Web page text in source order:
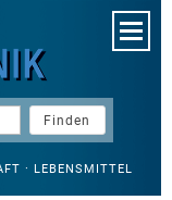
· LEBENSMITTEL